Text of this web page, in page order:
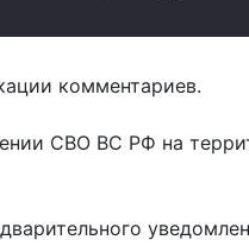
комментариев.
СВО ВС РФ на